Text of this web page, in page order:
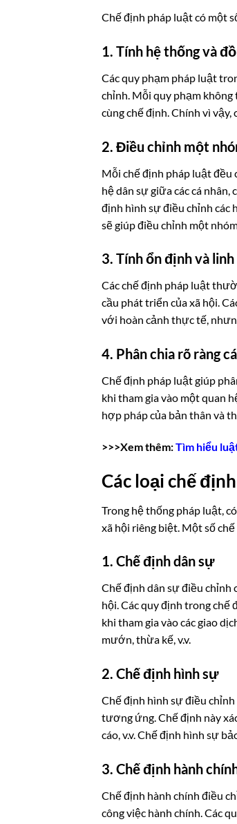
Chế định pháp luật có một
1. Tính hệ thống và
Các quy phạm pháp luật
chỉnh. Mỗi quy phạm
cùng chế định. Chính vì vậy,
2. Điều chỉnh một
Mỗi chế định pháp luật đều
hệ dân sự giữa các cá
định hình sự điều chỉnh các
sẽ giúp điều chỉnh một
3. Tính ổn định và
Các chế định pháp luật
cầu phát triển của xã hội.
với hoàn cảnh thực tế,
4. Phân chia rõ ràng
Chế định pháp luật giúp
khi tham gia vào một quan
hợp pháp của bản thân và
>>>Xem thêm:Tìm hiểu
Các loại chế
Trong hệ thống pháp luật,
xã hội riêng biệt. Một số
1. Chế định dân sự
Chế định dân sự điều chỉnh
hội. Các quy định trong chế
khi tham gia vào các giao
mướn, thừa kế, v.v.
2. Chế định hình sự
Chế định hình sự điều
tương ứng. Chế định này
cáo, v.v. Chế định hình sự
3. Chế định hành
Chế định hành chính điều
công việc hành chính. Các